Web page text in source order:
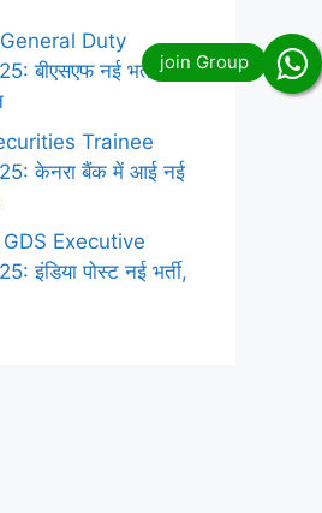
Duty
बीएसएफ नई भर्ती
Trainee
केनरा बैंक में आई नई
Executive
इंडिया पोस्ट नई भर्ती,